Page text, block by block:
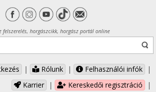
felszerelés, horgászcikk, horgász portál online
| Rólunk | Felhasználói infók
|
Karrier
| Kereskedői regisztráció
|